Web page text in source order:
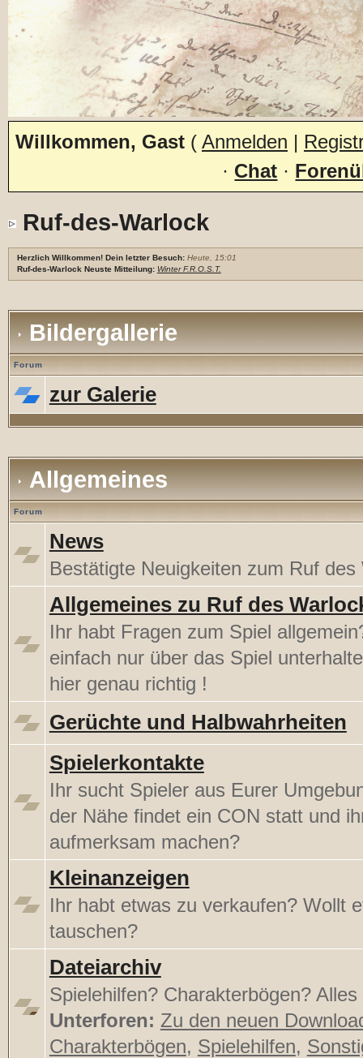
Willkommen, Gast( Anmelden |
· Chat ·
Ruf-des-Warlock
Herzlich Willkommen! Dein letzter Besuch: Heute, 15:01
Ruf-des-Warlock Neuste Mitteilung: Winter F.R.O.S.T.
Bildergallerie
Forum
zur Galerie
Allgemeines
Forum
News
Bestätigte Neuigkeiten zum Ruf des
Allgemeines zu Ruf des
Ihr habt Fragen zum Spiel
einfach nur über das Spiel
hier genau richtig !
Gerüchte und Halbwahrheiten
Spielerkontakte
Ihr sucht Spieler aus Eurer
der Nähe findet ein CON statt und
aufmerksam machen?
Kleinanzeigen
Ihr habt etwas zu verkaufen? Wollt
tauschen?
Dateiarchiv
Spielehilfen? Charakterbögen?
Unterforen: Zu den neuen
Charakterbögen, Spielehilfen,